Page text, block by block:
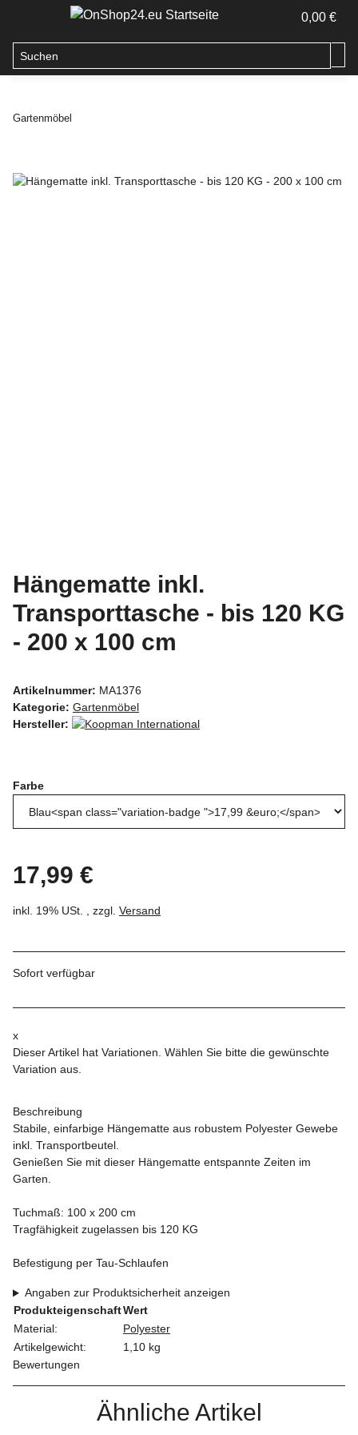
0,00 €
Gartenmöbel
Hängematte inkl.
Transporttasche - bis 120 KG
- 200 x 100 cm
Artikelnummer: MA1376
Kategorie: Gartenmöbel
Hersteller:
Farbe
17,99 €
inkl. 19% USt. , zzgl. Versand
Sofort verfügbar
x
Dieser Artikel hat Variationen. Wählen Sie bitte die gewünschte
Variation aus.
Beschreibung
Stabile, einfarbige Hängematte aus robustem Polyester Gewebe
inkl. Transportbeutel.
Genießen Sie mit dieser Hängematte entspannte Zeiten im
Garten.
Tuchmaß: 100 x 200 cm
Tragfähigkeit zugelassen bis 120 KG
Befestigung per Tau-Schlaufen
Angaben zur Produktsicherheit anzeigen
ProdukteigenschaftWert
Material:
Polyester
Artikelgewicht:
1,10 kg
Bewertungen
Ähnliche Artikel